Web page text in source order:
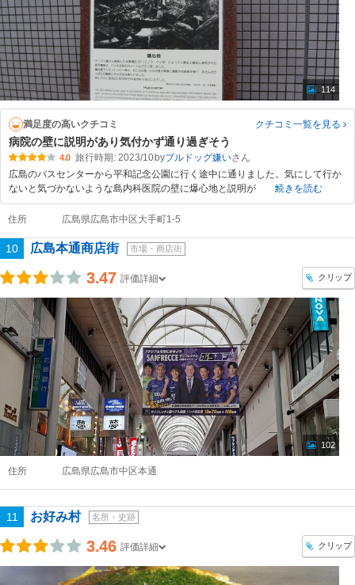
114
満足度の高いクチコミ クチコミ一覧を見る
病院の壁に説明があり気付かず通り過ぎそう
4.0 旅行時期: 2023/10byブルドッグ嫌い
広島のバスセンターから平和記念公園に行く途中に通りました。気にして行か
ないと気づかないような島内科医院の壁に爆心地と説明が
続きを読む
住所 広島県広島市中区大手町1-5
10 広島本通商店街 市場・商店街
3.47 評価詳細 クリップ
102
住所 広島県広島市中区本通
11 お好み村 名所・史跡
3.46 評価詳細 クリップ